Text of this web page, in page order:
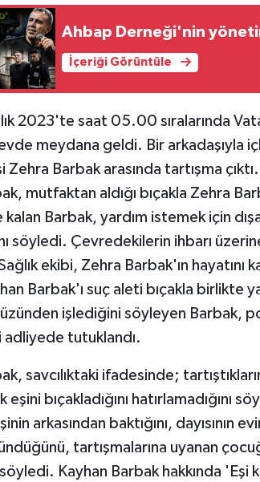
Ahbap Derneği'nin
İçeriği Görüntüle
2023'te saat 05.00 sıralarında
meydana geldi. Bir arkadaşıyla
Zehra Barbak arasında tartışma
mutfaktan aldığı bıçakla Zehra
kalan Barbak, yardım istemek için
söyledi. Çevredekilerin ihbarı
ekibi, Zehra Barbak'ın
Barbak'ı suç aleti bıçakla birlikte
işlediğini söyleyen Barbak,
tutuklandı.
savcılıktaki ifadesinde;
eşini bıçakladığını
arkasından baktığını, dayısının
tartışmalarına uyanan
söyledi. Kayhan Barbak hakkında